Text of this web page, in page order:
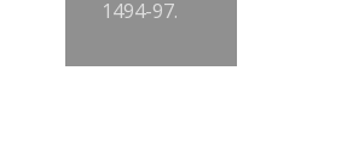
1494-97.